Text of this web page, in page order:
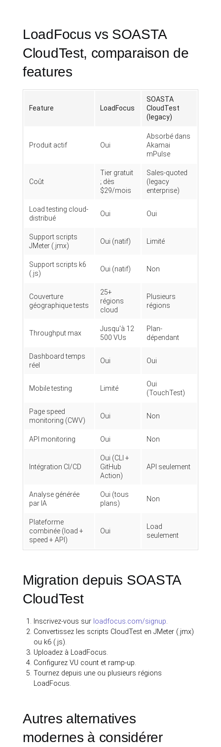
LoadFocus vs SOASTA
CloudTest, comparaison de
features
Feature LoadFocus
SOASTA
CloudTest
(legacy)
Produit actif Oui
Absorbé dans
Akamai
mPulse
Coût
Tier gratuit
; dès
$29/mois
Sales-quoted
(legacy
enterprise)
Load testing cloud-
distribué
Oui Oui
Support scripts
JMeter (.jmx)
Oui (natif) Limité
Support scripts k6
(.js)
Oui (natif) Non
Couverture
géographique tests
25+
régions
cloud
Plusieurs
régions
Throughput max
Jusqu'à 12
500 VUs
Plan-
dépendant
Dashboard temps
réel
Oui Oui
Mobile testing Limité
Oui
(TouchTest)
Page speed
monitoring (CWV)
Oui Non
API monitoring Oui Non
Intégration CI/CD
Oui (CLI +
GitHub
Action)
API seulement
Analyse générée
par IA
Oui (tous
plans)
Non
Plateforme
combinée (load +
speed + API)
Oui
Load
seulement
Migration depuis SOASTA
CloudTest
Inscrivez-vous sur loadfocus.com/signup.
Convertissez les scripts CloudTest en JMeter (.jmx)
ou k6 (.js).
Uploadez à LoadFocus.
Configurez VU count et ramp-up.
Tournez depuis une ou plusieurs régions
LoadFocus.
Autres alternatives
modernes à considérer